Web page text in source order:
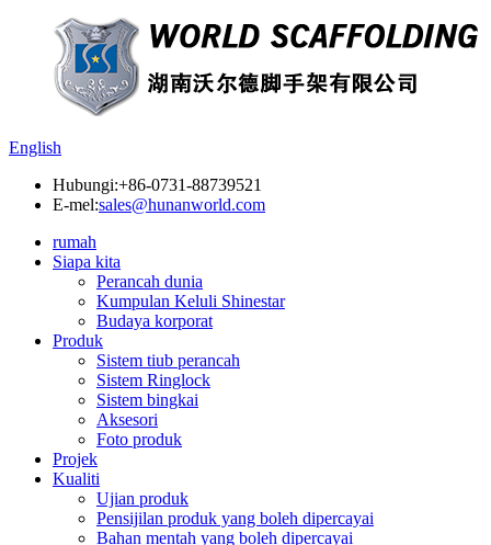
English
Hubungi:+86-0731-88739521
E-mel:sales@hunanworld.com
rumah
Siapa kita
Perancah dunia
Kumpulan Keluli Shinestar
Budaya korporat
Produk
Sistem tiub perancah
Sistem Ringlock
Sistem bingkai
Aksesori
Foto produk
Projek
Kualiti
Ujian produk
Pensijilan produk yang boleh dipercayai
Bahan mentah yang boleh dipercayai